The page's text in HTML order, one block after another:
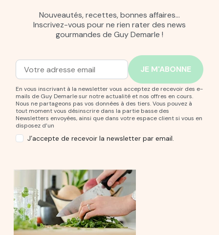
Nouveautés, recettes, bonnes affaires…
Inscrivez-vous pour ne rien rater des news
gourmandes de Guy Demarle !
Adresse mail
Entrez votre adresse mail pour vous abonner à notre
En vous inscrivant à la newsletter vous acceptez de recevoir des e-
mails de Guy Demarle sur notre actualité et nos offres en cours.
Nous ne partageons pas vos données à des tiers. Vous pouvez à
tout moment vous désinscrire dans la partie basse des
Newsletters envoyées, ainsi que dans votre espace client si vous en
disposez d’un
J’accepte de recevoir la newsletter par email.